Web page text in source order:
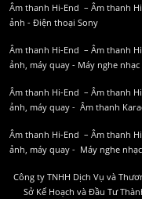
Âm thanh Hi-End – Âm thanh
ảnh - Điện thoại Sony
Âm thanh Hi-End – Âm thanh
ảnh, máy quay - Máy nghe nhạc
Âm thanh Hi-End – Âm thanh
ảnh, máy quay - Âm thanh
Âm thanh Hi-End – Âm thanh
ảnh, máy quay - Máy nghe nhạc
Công ty TNHH Dịch Vụ và
Sở Kế Hoạch và Đầu Tư